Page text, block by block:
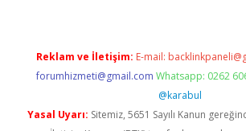
Reklam ve İletişim: E-mail:
forumhizmeti@gmail.com Whatsapp: 0262
@karabul
Yasal Uyarı: Sitemiz, 5651 Sayılı Kanun